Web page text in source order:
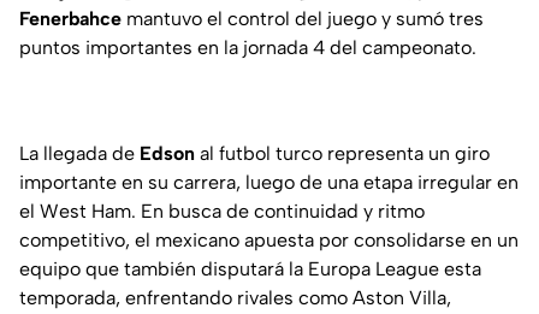
Fenerbahce mantuvo el control del juego y sumó tres
puntos importantes en la jornada 4 del campeonato.
La llegada de Edson al futbol turco representa un giro
importante en su carrera, luego de una etapa irregular en
el West Ham. En busca de continuidad y ritmo
competitivo, el mexicano apuesta por consolidarse en un
equipo que también disputará la Europa League esta
temporada, enfrentando rivales como Aston Villa,